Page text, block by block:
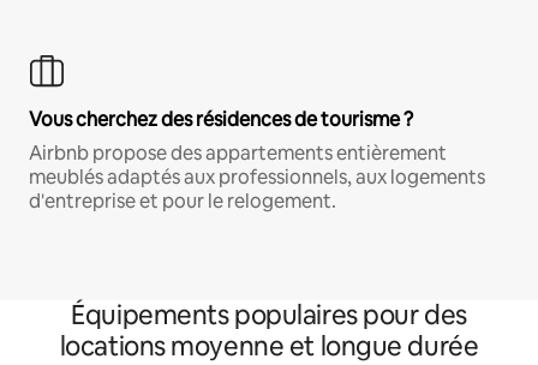
Vous cherchez des résidences de tourisme ?
Airbnb propose des appartements entièrement
meublés adaptés aux professionnels, aux logements
d'entreprise et pour le relogement.
Équipements populaires pour des
locations moyenne et longue durée